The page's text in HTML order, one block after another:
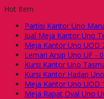
Hot Item
Partisi Kantor Uno
Jual Meja Kantor Uno
Meja Kantor Uno UOD
Lemari Arsip Uno UF -
Kursi Kantor Uno
Kursi Kantor Hadap
Meja Kantor Uno UOD
Meja Rapat Oval Uno